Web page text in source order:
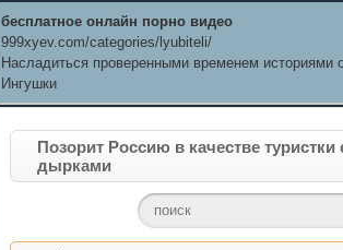
бесплатное онлайн порно видео
999xyev.com/categories/lyubiteli/
Насладиться проверенными временем историями
Ингушки
Позорит Россию в качестве
дырками